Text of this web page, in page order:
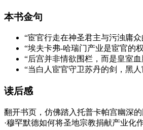
本书金句
“宦官行走在神圣君主与污浊庸
“埃夫卡弗-哈瑞门产业是宦官的
“后宫并非情欲围栏，而是皇室
“当白人宦官守卫苏丹的剑，黑
读后感
翻开书页，仿佛踏入托普卡帕宫幽深
·穆罕默德如何将圣地宗教捐献产业化